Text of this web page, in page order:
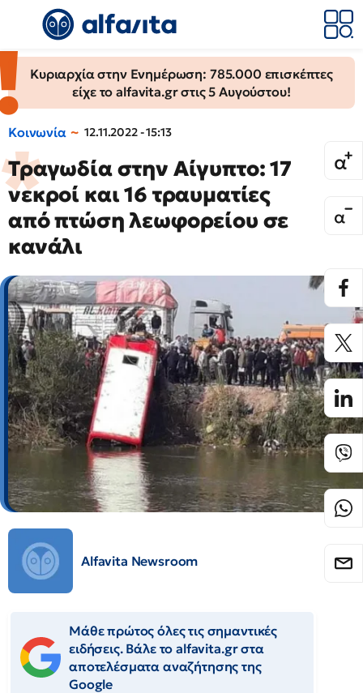
Κυριαρχία στην Ενημέρωση: 785.000 επισκέπτες
είχε το alfavita.gr στις 5 Αυγούστου!
Κοινωνία 12.11.2022 - 15:13
Τραγωδία στην Αίγυπτο: 17
νεκροί και 16 τραυματίες
από πτώση λεωφορείου σε
κανάλι
Alfavita Newsroom
Μάθε πρώτος όλες τις σημαντικές
ειδήσεις. Βάλε το alfavita.gr στα
αποτελέσματα αναζήτησης της
Google